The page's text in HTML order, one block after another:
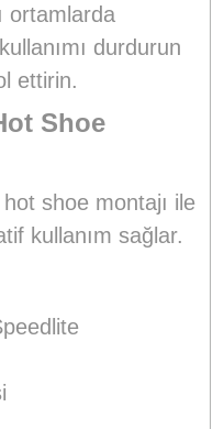
ortamlarda
durdurun
ettirin.
Shoe
hot shoe montajı ile
kullanım sağlar.